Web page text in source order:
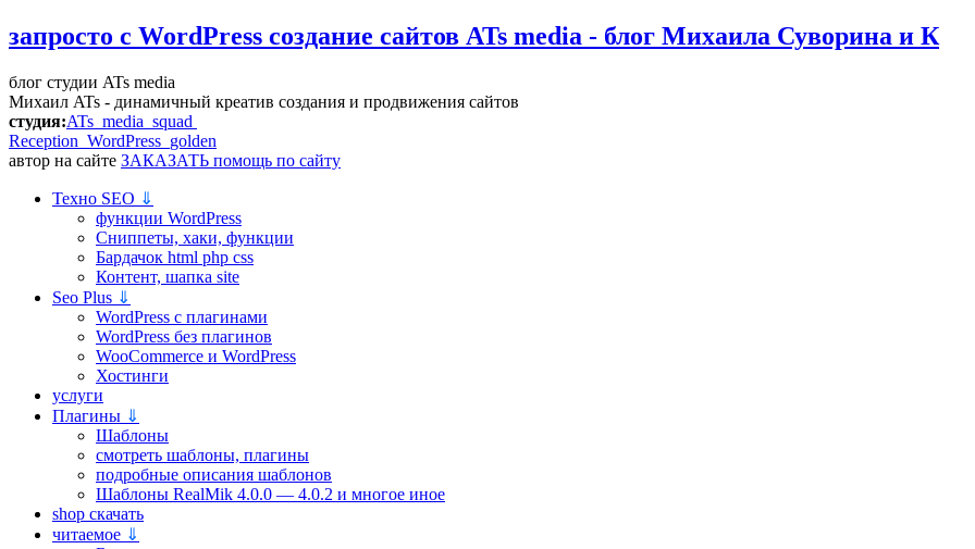
запросто с WordPress создание сайтов ATs media - блог Михаила Суворина и К
блог студии ATs media
Михаил ATs - динамичный креатив создания и продвижения сайтов
студия:ATs media squad
Reception WordPress golden
автор на сайте ЗАКАЗАТЬ помощь по сайту
Техно SEO ⇓
функции WordPress
Сниппеты, хаки, функции
Бардачок html php css
Контент, шапка site
Seo Plus ⇓
WordPress c плагинами
WordPress без плагинов
WooCommerce и WordPress
Хостинги
услуги
Плагины ⇓
Шаблоны
смотреть шаблоны, плагины
подробные описания шаблонов
Шаблоны RealMik 4.0.0 — 4.0.2 и многое иное
shop скачать
читаемое ⇓